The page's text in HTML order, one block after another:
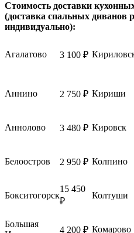
Стоимость доставки
(доставка спальных диванов
индивидуально):
Агалатово 3 100 ₽
Аннино 2 750 ₽ Кириши
Аннолово 3 480 ₽ Кировск
Белоостров 2 950 ₽ Колпино
Бокситогорск
15 450
₽
Колтуши
Большая
4 200 ₽ Комарово